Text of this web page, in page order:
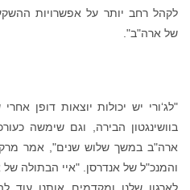
לקהל רחב יותר על אפשרויות
של ארה"ב".
"לג‘ורי יש יכולות יוצאות דופן
בוושינגטון הבירה, וגם שימשה
ארה"ב במשך שלוש שנים", אמר מרק
והמנכ"ל של אנדרסן. "איי הבתולה של